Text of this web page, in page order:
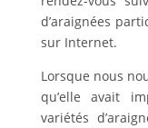
d’araignées
sur Internet.
Lorsque nous
qu’elle avait
variétés